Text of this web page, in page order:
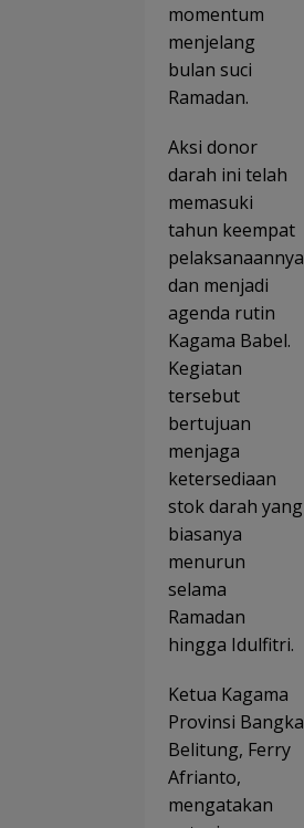
momentum
menjelang
bulan suci
Ramadan.
Aksi donor
darah ini telah
memasuki
tahun keempat
pelaksanaannya
dan menjadi
agenda rutin
Kagama Babel.
Kegiatan
tersebut
bertujuan
menjaga
ketersediaan
stok darah yang
biasanya
menurun
selama
Ramadan
hingga Idulfitri.
Ketua Kagama
Provinsi Bangka
Belitung, Ferry
Afrianto,
mengatakan